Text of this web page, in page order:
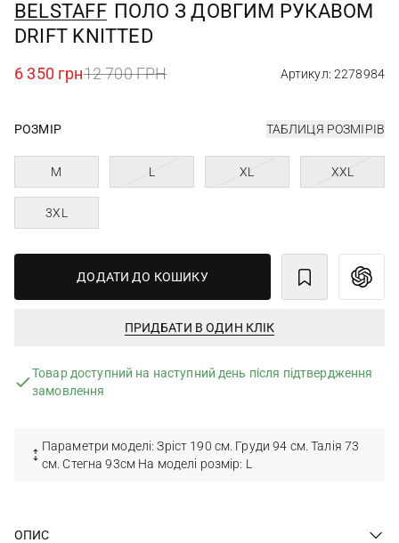
BELSTAFF ПОЛО З ДОВГИМ РУКАВОМ
DRIFT KNITTED
6 350 грн12 700 ГРН Артикул: 2278984
РОЗМІР ТАБЛИЦЯ РОЗМІРІВ
M L XL XXL
3XL
ДОДАТИ ДО КОШИКУ
ПРИДБАТИ В ОДИН КЛІК
Товар доступний на наступний день після підтвердження
замовлення
Параметри моделі: Зріст 190 см. Груди 94 см. Талія 73
см. Стегна 93см На моделі розмір: L
ОПИС